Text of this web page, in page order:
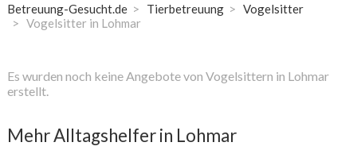
Betreuung-Gesucht.de Tierbetreuung
Vogelsitter
Vogelsitter in Lohmar
Es wurden noch keine Angebote von Vogelsittern in Lohmar
erstellt.
Mehr Alltagshelfer in Lohmar